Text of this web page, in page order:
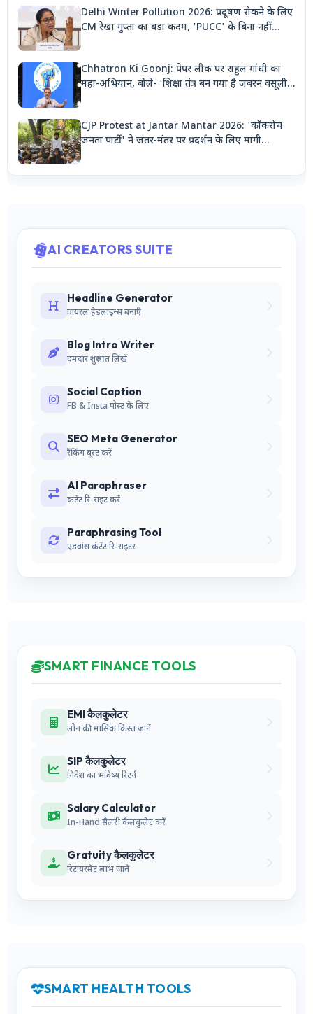
Delhi Winter Pollution 2026: प्रदूषण रोकने के लिए
CM रेखा गुप्ता का बड़ा कदम, 'PUCC' के बिना नहीं
Chhatron Ki Goonj: पेपर लीक पर राहुल गांधी का
महा-अभियान, बोले- 'शिक्षा तंत्र बन गया है जबरन वसूली
CJP Protest at Jantar Mantar 2026: 'कॉकरोच
जनता पार्टी' ने जंतर-मंतर पर प्रदर्शन के लिए मांगी
AI CREATORS SUITE
Headline Generator
वायरल हेडलाइन्स बनाएँ
Blog Intro Writer
दमदार शुरुआत लिखें
Social Caption
FB & Insta पोस्ट के लिए
SEO Meta Generator
रैंकिंग बूस्ट करें
AI Paraphraser
कंटेंट रि-राइट करें
Paraphrasing Tool
एडवांस कंटेंट रि-राइटर
SMART FINANCE TOOLS
EMI कैलकुलेटर
लोन की मासिक किस्त जानें
SIP कैलकुलेटर
निवेश का भविष्य रिटर्न
Salary Calculator
In-Hand सैलरी कैलकुलेट करें
Gratuity कैलकुलेटर
रिटायरमेंट लाभ जानें
SMART HEALTH TOOLS